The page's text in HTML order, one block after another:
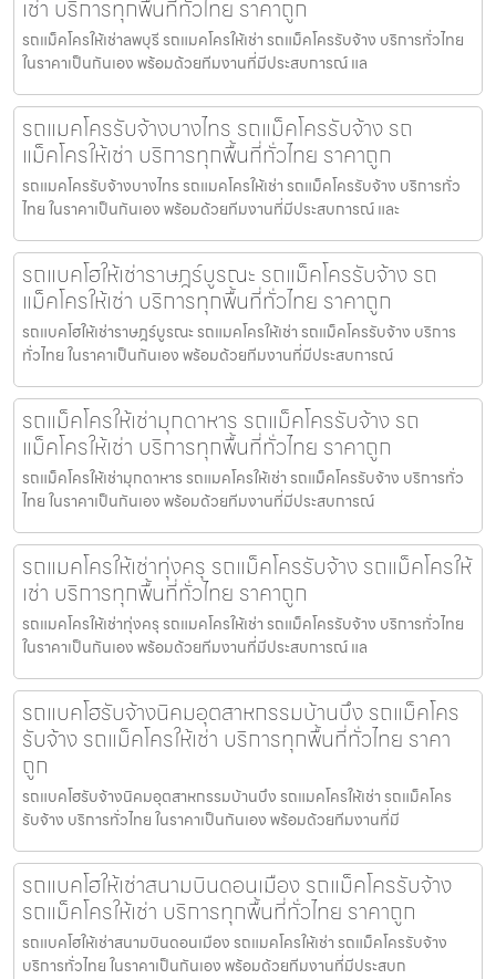
เช่า บริการทุกพื้นที่ทั่วไทย ราคาถูก
รถแม็คโครให้เช่าลพบุรี รถแมคโครให้เช่า รถแม็คโครรับจ้าง บริการทั่วไทย
ในราคาเป็นกันเอง พร้อมด้วยทีมงานที่มีประสบการณ์ แล
รถแมคโครรับจ้างบางไทร รถแม็คโครรับจ้าง รถ
แม็คโครให้เช่า บริการทุกพื้นที่ทั่วไทย ราคาถูก
รถแมคโครรับจ้างบางไทร รถแมคโครให้เช่า รถแม็คโครรับจ้าง บริการทั่ว
ไทย ในราคาเป็นกันเอง พร้อมด้วยทีมงานที่มีประสบการณ์ และ
รถแบคโฮให้เช่าราษฎร์บูรณะ รถแม็คโครรับจ้าง รถ
แม็คโครให้เช่า บริการทุกพื้นที่ทั่วไทย ราคาถูก
รถแบคโฮให้เช่าราษฎร์บูรณะ รถแมคโครให้เช่า รถแม็คโครรับจ้าง บริการ
ทั่วไทย ในราคาเป็นกันเอง พร้อมด้วยทีมงานที่มีประสบการณ์
รถแม็คโครให้เช่ามุกดาหาร รถแม็คโครรับจ้าง รถ
แม็คโครให้เช่า บริการทุกพื้นที่ทั่วไทย ราคาถูก
รถแม็คโครให้เช่ามุกดาหาร รถแมคโครให้เช่า รถแม็คโครรับจ้าง บริการทั่ว
ไทย ในราคาเป็นกันเอง พร้อมด้วยทีมงานที่มีประสบการณ์
รถแมคโครให้เช่าทุ่งครุ รถแม็คโครรับจ้าง รถแม็คโครให้
เช่า บริการทุกพื้นที่ทั่วไทย ราคาถูก
รถแมคโครให้เช่าทุ่งครุ รถแมคโครให้เช่า รถแม็คโครรับจ้าง บริการทั่วไทย
ในราคาเป็นกันเอง พร้อมด้วยทีมงานที่มีประสบการณ์ แล
รถแบคโฮรับจ้างนิคมอุตสาหกรรมบ้านบึง รถแม็คโคร
รับจ้าง รถแม็คโครให้เช่า บริการทุกพื้นที่ทั่วไทย ราคา
ถูก
รถแบคโฮรับจ้างนิคมอุตสาหกรรมบ้านบึง รถแมคโครให้เช่า รถแม็คโคร
รับจ้าง บริการทั่วไทย ในราคาเป็นกันเอง พร้อมด้วยทีมงานที่มี
รถแบคโฮให้เช่าสนามบินดอนเมือง รถแม็คโครรับจ้าง
รถแม็คโครให้เช่า บริการทุกพื้นที่ทั่วไทย ราคาถูก
รถแบคโฮให้เช่าสนามบินดอนเมือง รถแมคโครให้เช่า รถแม็คโครรับจ้าง
บริการทั่วไทย ในราคาเป็นกันเอง พร้อมด้วยทีมงานที่มีประสบก